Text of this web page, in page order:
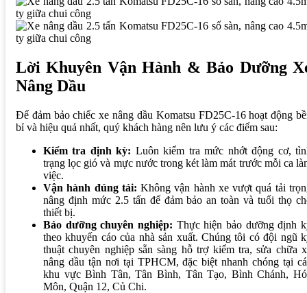
Lời Khuyên Vận Hành & Bảo Dưỡng
Nâng Dầu
Để đảm bảo chiếc xe nâng dầu Komatsu FD25C-16 hoạt động
bỉ và hiệu quả nhất, quý khách hàng nên lưu ý các điểm sau:
Kiểm tra định kỳ: Luôn kiểm tra mức nhớt động cơ,
trạng lọc gió và mực nước trong két làm mát trước mỗi ca
việc.
Vận hành đúng tải: Không vận hành xe vượt quá tải
nâng định mức 2.5 tấn để đảm bảo an toàn và tuổi thọ
thiết bị.
Bảo dưỡng chuyên nghiệp: Thực hiện bảo dưỡng định
theo khuyến cáo của nhà sản xuất. Chúng tôi có đội ngũ
thuật chuyên nghiệp sẵn sàng hỗ trợ kiểm tra, sửa chữa
nâng dầu tận nơi tại TPHCM, đặc biệt nhanh chóng tại
khu vực Bình Tân, Tân Bình, Tân Tạo, Bình Chánh,
Môn, Quận 12, Củ Chi.